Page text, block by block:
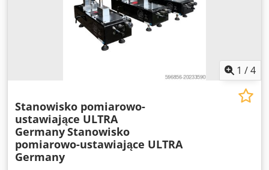
1 /4
Stanowisko pomiarowo-
ustawiające ULTRA
GermanyStanowisko
pomiarowo-ustawiające ULTRA
Germany